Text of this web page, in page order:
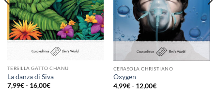
TERSILLA GATTO CHANU
La danza di Siva
7,99€ - 16,00€Fascia
CERASOLA CHRISTIANO
Oxygen
4,99€ - 12,00€Fascia